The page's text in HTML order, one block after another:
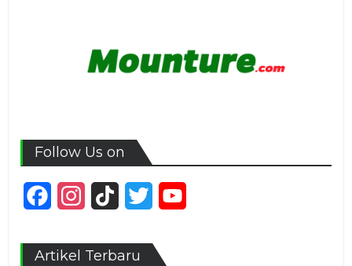
Follow Us on
FacebookInstagram
TikTok Twitter
Artikel Terbaru